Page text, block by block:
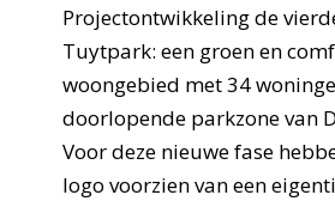
Projectontwikkeling de
Tuytpark: een groen en
woongebied met 34
doorlopende parkzone van
Voor deze nieuwe fase
logo voorzien van een